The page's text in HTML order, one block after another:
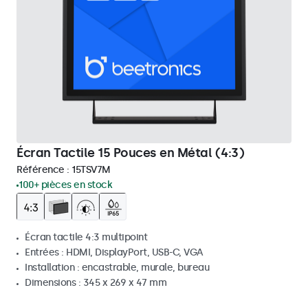
Écran Tactile 15 Pouces en Métal (4:3)
Référence : 15TSV7M
100+ pièces en stock
Écran tactile 4:3 multipoint
Entrées : HDMI, DisplayPort, USB-C, VGA
Installation : encastrable, murale, bureau
Dimensions : 345 x 269 x 47 mm